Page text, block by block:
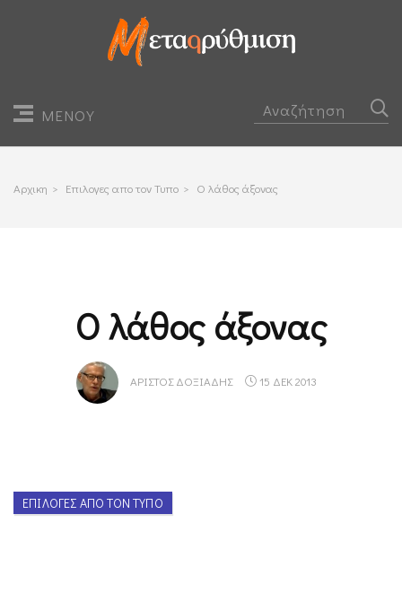
ΜΕΝΟΥ
Αρχικη > Επιλογες απο τον Τυπο > Ο λάθος άξονας
Ο λάθος άξονας
ΑΡΊΣΤΟΣ ΔΟΞΙΆΔΗΣ 15 ΔΕΚ 2013
ΕΠΙΛΟΓΈΣ ΑΠΌ ΤΟΝ ΤΎΠΟ